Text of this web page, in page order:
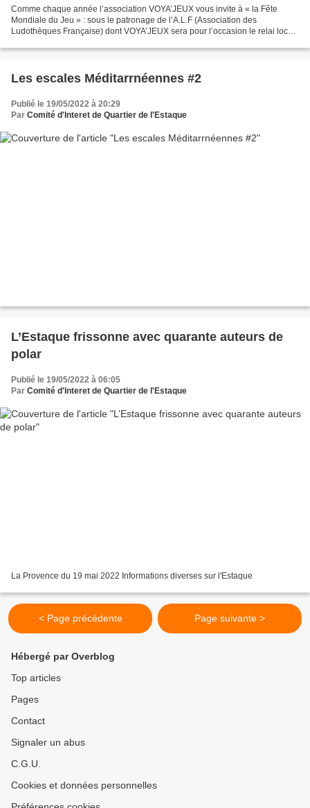
Comme chaque année l’association VOYA’JEUX vous invite à « la Fête
Mondiale du Jeu » : sous le patronage de l’A.L.F (Association des
Ludothèques Française) dont VOYA’JEUX sera pour l’occasion le relai local.
Les escales Méditarrnéennes #2
Publié le 19/05/2022 à 20:29
Par Comité d'Interet de Quartier de l'Estaque
L’Estaque frissonne avec quarante auteurs de
polar
Publié le 19/05/2022 à 06:05
Par Comité d'Interet de Quartier de l'Estaque
La Provence du 19 mai 2022 Informations diverses sur l'Estaque
< Page précédente Page suivante >
Hébergé par Overblog
Top articles
Pages
Contact
Signaler un abus
C.G.U.
Cookies et données personnelles